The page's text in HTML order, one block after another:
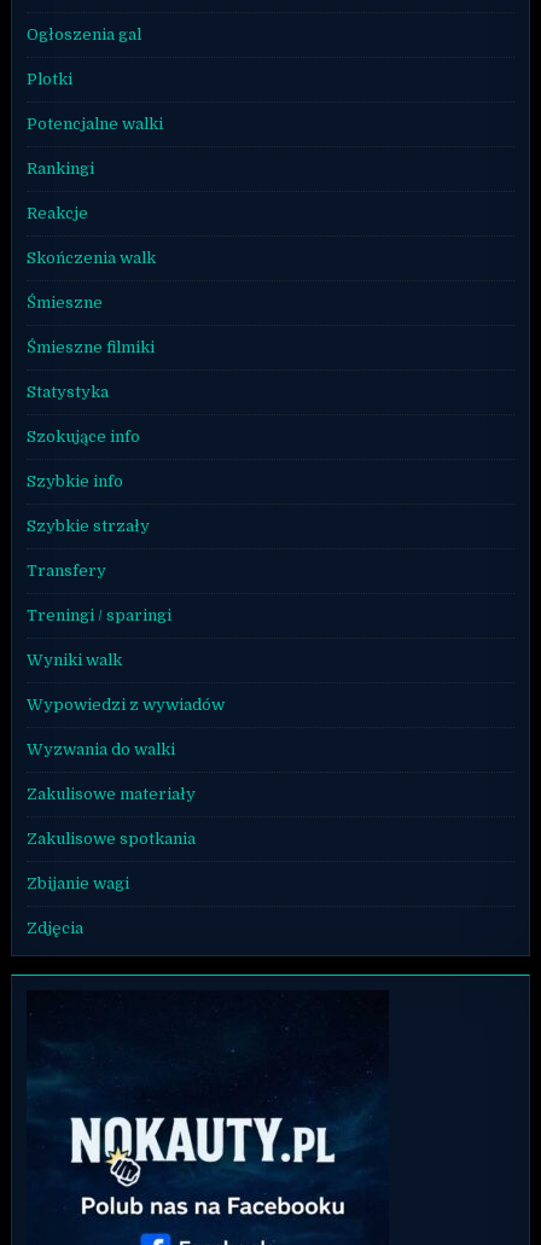
Ogłoszenia gal
Plotki
Potencjalne walki
Rankingi
Reakcje
Skończenia walk
Śmieszne
Śmieszne filmiki
Statystyka
Szokujące info
Szybkie info
Szybkie strzały
Transfery
Treningi / sparingi
Wyniki walk
Wypowiedzi z wywiadów
Wyzwania do walki
Zakulisowe materiały
Zakulisowe spotkania
Zbijanie wagi
Zdjęcia